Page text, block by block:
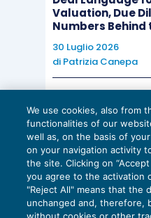
ammette, quindi, il
come pure degli
delle eccedenze
mancanza di anche
previsti dalla norma
congiuntamente
applicazione le
non possano
all’ articolo 84, comma
Si può quindi
Valuation, Due
Numbers
30 Luglio 2026
di Patrizia Canepa
EU AI Act e studi
scadenze
27 Luglio 2026
di Diego Barberie
We use cookies, also from
functionalities of our
well as, on the basis of
on your navigation activity
the site. Clicking on
you agree to the activation
"Reject All" means that the
unchanged and, therefore,